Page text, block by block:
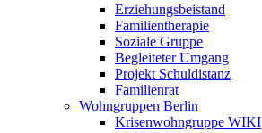
Erziehungsbeistand
Familientherapie
Soziale Gruppe
Begleiteter Umgang
Projekt Schuldistanz
Familienrat
Wohngruppen Berlin
Krisenwohngruppe WIKI